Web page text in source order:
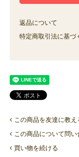
返品について
特定商取引法に基づ
この商品を友達に教え
この商品について問い
買い物を続ける